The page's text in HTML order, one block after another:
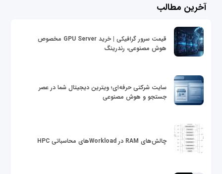
آخرین مطالب
قیمت سرور گرافیکی | خرید GPU Server مخصوص
هوش مصنوعی، رندرینگ
سایت شرکتی حرفه‌ای؛ ویترین دیجیتال شما در عصر
جستجو و هوش مصنوعی
چالش‌های RAM در Workloadهای محاسباتی HPC